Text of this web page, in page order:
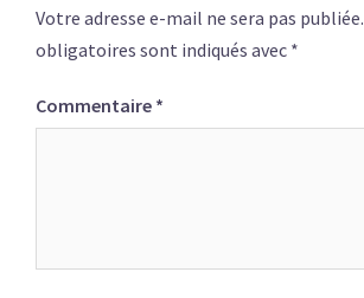
Votre adresse e-mail ne sera pas publiée.
obligatoires sont indiqués avec *
Commentaire *